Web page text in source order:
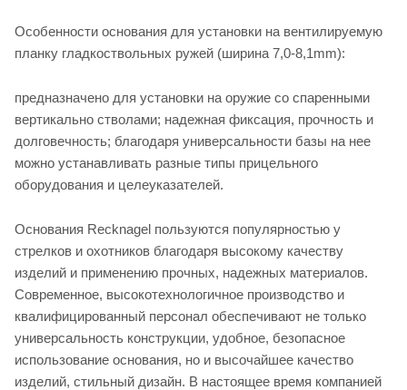
Особенности основания для установки на вентилируемую
планку гладкоствольных ружей (ширина 7,0-8,1mm):
предназначено для установки на оружие со спаренными
вертикально стволами; надежная фиксация, прочность и
долговечность; благодаря универсальности базы на нее
можно устанавливать разные типы прицельного
оборудования и целеуказателей.
Основания Recknagel пользуются популярностью у
стрелков и охотников благодаря высокому качеству
изделий и применению прочных, надежных материалов.
Современное, высокотехнологичное производство и
квалифицированный персонал обеспечивают не только
универсальность конструкции, удобное, безопасное
использование основания, но и высочайшее качество
изделий, стильный дизайн. В настоящее время компанией